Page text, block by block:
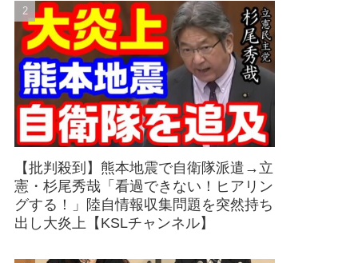
【批判殺到】熊本地震で自衛隊派遣→立
憲・杉尾秀哉「看過できない！ヒアリン
グする！」陸自情報収集問題を突然持ち
出し大炎上【KSLチャンネル】